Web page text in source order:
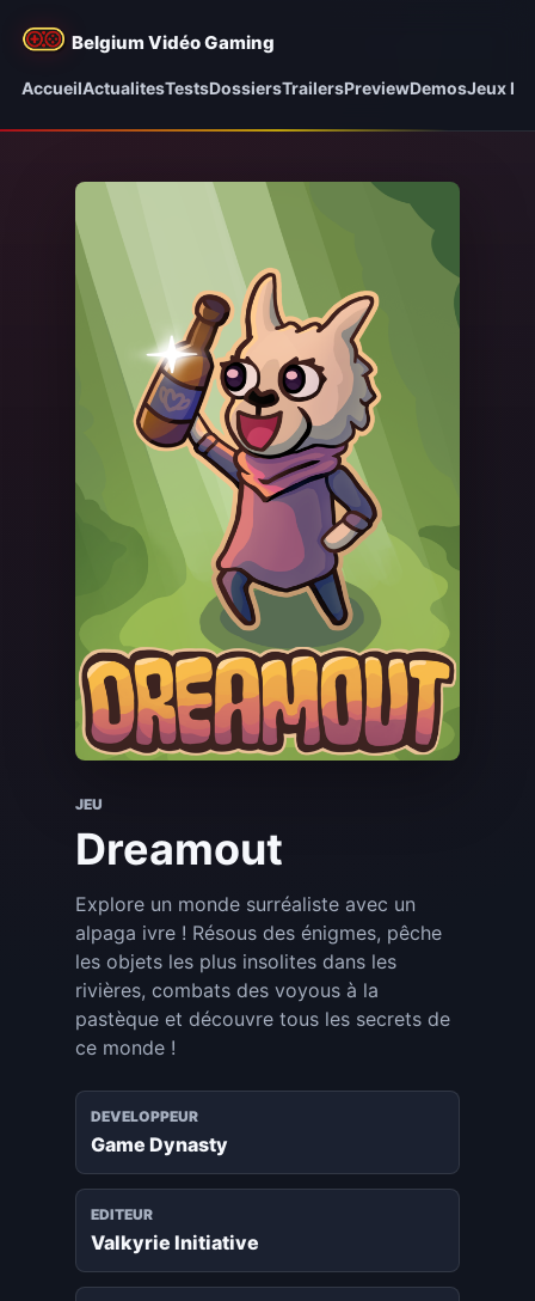
Belgium Vidéo Gaming
AccueilActualitesTestsDossiersTrailersPreviewDemosJeux
JEU
Dreamout
Explore un monde surréaliste avec un
alpaga ivre ! Résous des énigmes, pêche
les objets les plus insolites dans les
rivières, combats des voyous à la
pastèque et découvre tous les secrets de
ce monde !
DEVELOPPEUR
Game Dynasty
EDITEUR
Valkyrie Initiative